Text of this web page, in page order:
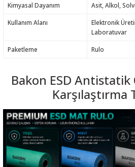
Kimyasal Dayanım Asit, Alkol,
Kullanım Alanı
Elektronik
Laboratuvar
Paketleme Rulo
Bakon ESD
Karşılaştırma